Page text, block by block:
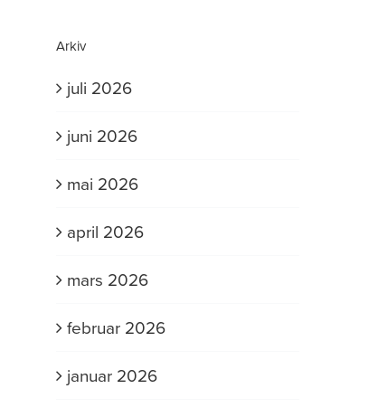
Arkiv
juli 2026
juni 2026
mai 2026
april 2026
mars 2026
februar 2026
januar 2026